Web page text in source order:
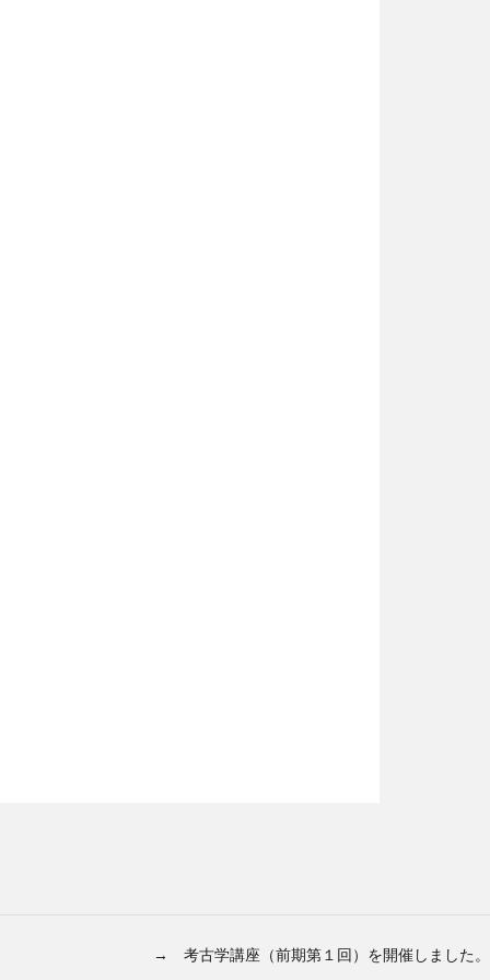
→ 考古学講座（前期第１回）を開催しました。